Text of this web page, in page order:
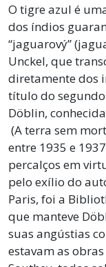
O tigre azul é
dos índios
“jaguarový”
Unckel, que
diretamente dos
título do
Döblin,
(A terra sem
entre 1935 e
percalços em
pelo exílio do
Paris, foi a
que manteve
suas angústias
estavam as